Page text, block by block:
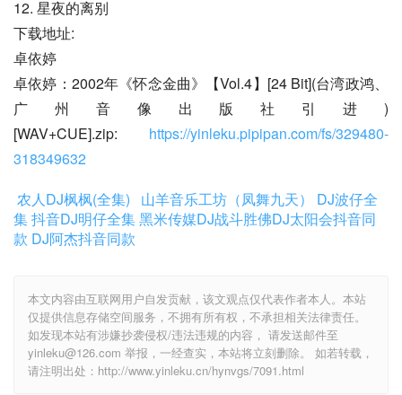
12. 星夜的离别
下载地址:
卓依婷
卓依婷：2002年《怀念金曲》【Vol.4】[24 Bit](台湾政鸿、
广州音像出版社引进)
[WAV+CUE].zip: https://yinleku.pipipan.com/fs/329480-
318349632
农人DJ枫枫(全集)
山羊音乐工坊（凤舞九天）
DJ波仔全
集抖音DJ明仔全集黑米传媒DJ战斗胜佛DJ太阳会抖音同
款 DJ阿杰抖音同款
本文内容由互联网用户自发贡献，该文观点仅代表作者本人。本站
仅提供信息存储空间服务，不拥有所有权，不承担相关法律责任。
如发现本站有涉嫌抄袭侵权/违法违规的内容， 请发送邮件至
yinleku@126.com 举报，一经查实，本站将立刻删除。 如若转载，
请注明出处：http://www.yinleku.cn/hynvgs/7091.html